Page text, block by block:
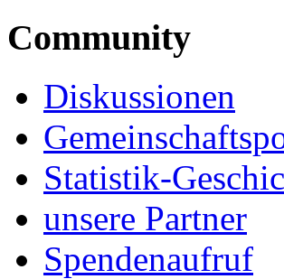
Community
Diskussionen
Statistik-
unsere Partner
Spendenaufruf